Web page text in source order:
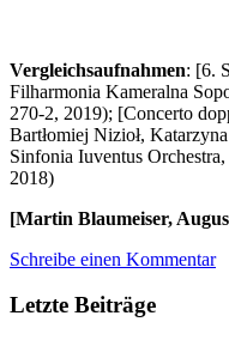
Vergleichsaufnahmen: [6.
Filharmonia Kameralna
270-2, 2019); [Concerto
Bartłomiej Nizioł,
Sinfonia Iuventus
2018)
[Martin Blaumeiser,
Schreibe einen Kommentar
Letzte Beiträge